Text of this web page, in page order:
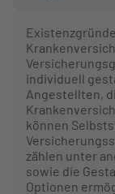
individuell
Angestellten,
können
zählen unter
sowie die
Optionen